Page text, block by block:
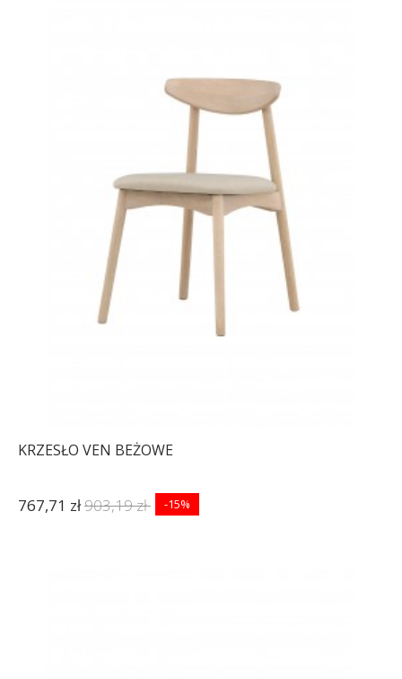
KRZESŁO VEN BEŻOWE
767,71 zł903,19 zł -15%